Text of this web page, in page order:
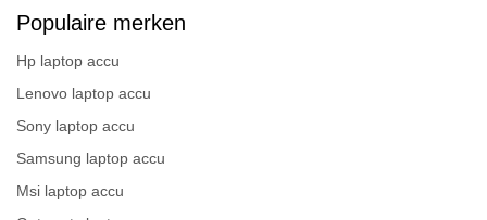
Populaire merken
Hp laptop accu
Lenovo laptop accu
Sony laptop accu
Samsung laptop accu
Msi laptop accu